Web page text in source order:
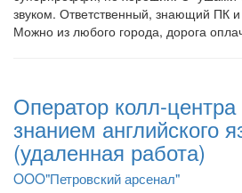
звуком. Ответственный, знающий ПК
Можно из любого города, дорога
Оператор колл-центра
знанием английского
(удаленная работа)
OOO"Петровский арсенал"